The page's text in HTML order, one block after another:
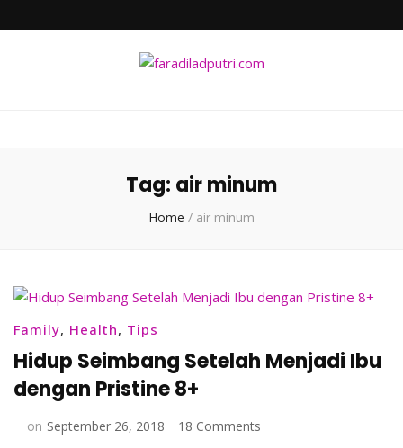
Tag: air minum
Home / air minum
Family, Health, Tips
Hidup Seimbang Setelah Menjadi Ibu
dengan Pristine 8+
on September 26, 2018 18 Comments